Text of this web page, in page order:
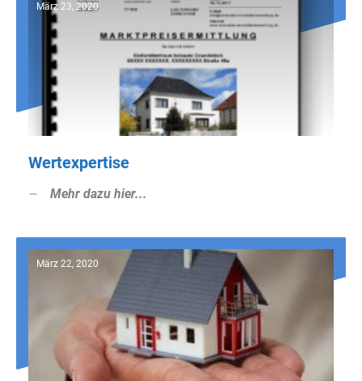
März 23, 2020
Wertexpertise
Mehr dazu hier...
März 22, 2020